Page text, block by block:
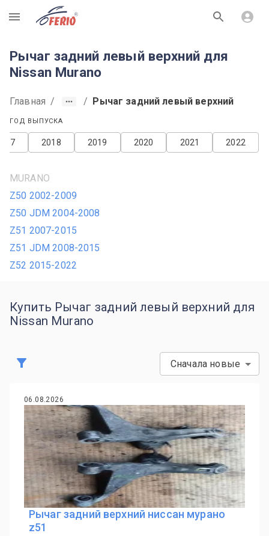
R
Рычаг задний левый верхний для
Nissan Murano
Главная / / Рычаг задний левый верхний
ГОД ВЫПУСКА
2022
2021
2020
2019
2018
MURANO
Z50 2002-2009
Z50 JDM 2004-2008
Z51 2007-2015
Z51 JDM 2008-2015
Z52 2015-2022
Купить Рычаг задний левый верхний для
Nissan Murano
Сначала новые
06.08.2026
Рычаг задний верхний ниссан мурано
z51